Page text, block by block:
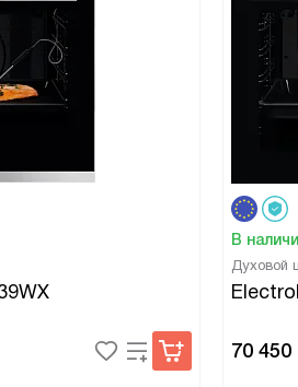
В
Духовой
70 450